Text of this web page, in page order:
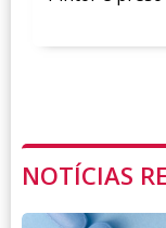
NOTÍCIAS